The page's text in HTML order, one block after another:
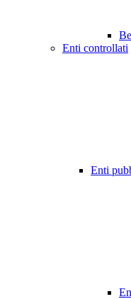
Enti controllati
Enti